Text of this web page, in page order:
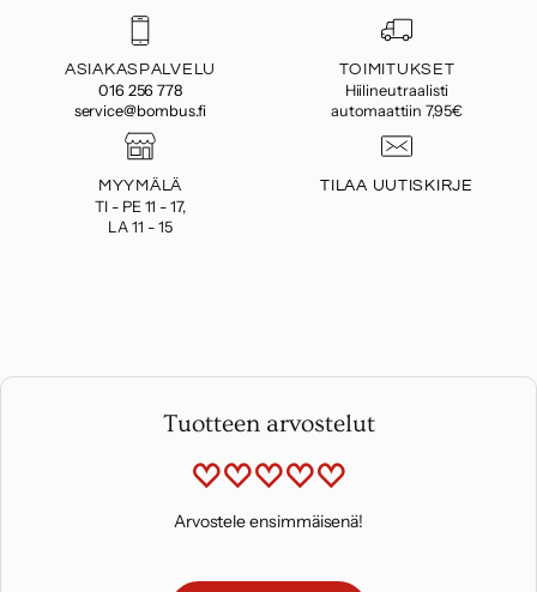
ASIAKASPALVELU
016 256 778
service@bombus.fi
TOIMITUKSET
Hiilineutraalisti
automaattiin 7,95€
MYYMÄLÄ
TI - PE 11 - 17,
LA 11 - 15
TILAA UUTISKIRJE
Tuotteen arvostelut
Arvostele ensimmäisenä!